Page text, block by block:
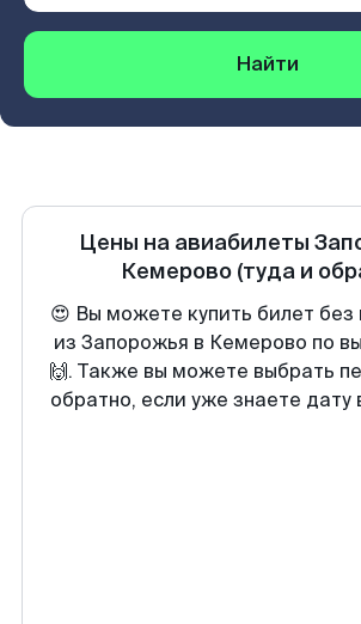
Найти
Цены на авиабилеты
Кемерово (туда и
😍 Вы можете купить билет без
из Запорожья в Кемерово по
🙌. Также вы можете выбрать
обратно, если уже знаете